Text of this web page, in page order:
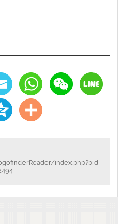
index.php?bid